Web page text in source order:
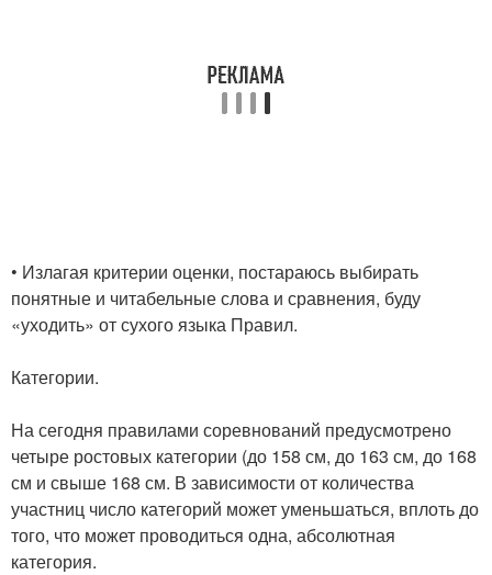
• Излагая критерии оценки, постараюсь выбирать
понятные и читабельные слова и сравнения, буду
«уходить» от сухого языка Правил.
Категории.
На сегодня правилами соревнований предусмотрено
четыре ростовых категории (до 158 см, до 163 см, до 168
см и свыше 168 см. В зависимости от количества
участниц число категорий может уменьшаться, вплоть до
того, что может проводиться одна, абсолютная
категория.